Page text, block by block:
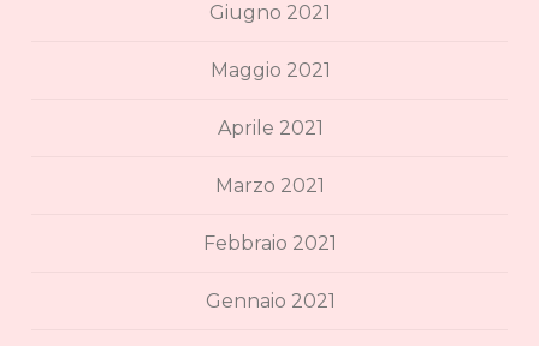
Giugno 2021
Maggio 2021
Aprile 2021
Marzo 2021
Febbraio 2021
Gennaio 2021